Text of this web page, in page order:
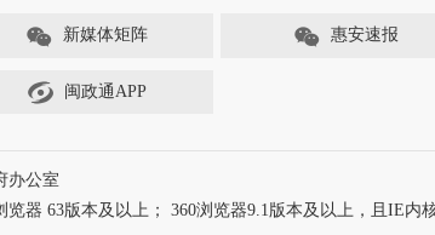
新媒体矩阵 惠安速报
闽政通APP
办公室
器 63版本及以上； 360浏览器9.1版本及以上，且IE内核